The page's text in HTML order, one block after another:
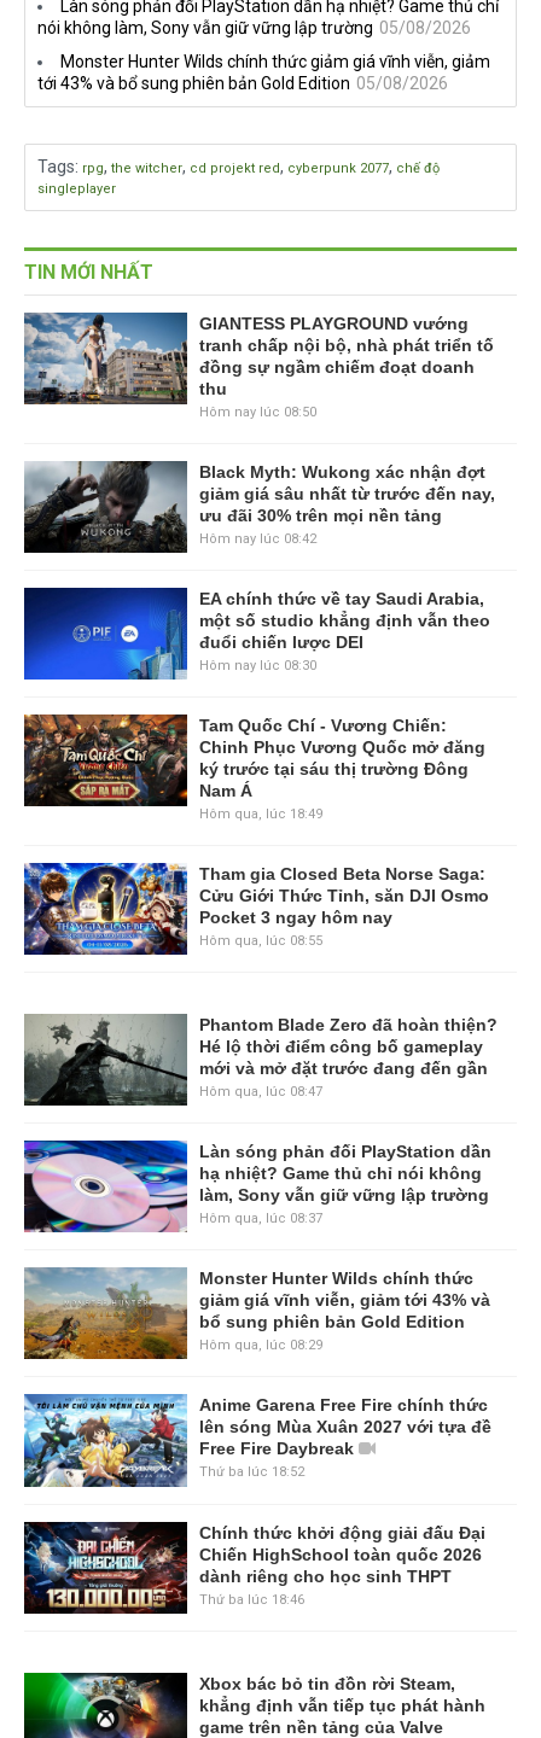
Làn sóng phản đối PlayStation dần hạ nhiệt? Game thủ chỉ
nói không làm, Sony vẫn giữ vững lập trường 05/08/2026
Monster Hunter Wilds chính thức giảm giá vĩnh viễn, giảm
tới 43% và bổ sung phiên bản Gold Edition 05/08/2026
Tags: rpg, the witcher, cd projekt red, cyberpunk 2077, chế độ
singleplayer
TIN MỚI NHẤT
GIANTESS PLAYGROUND vướng
tranh chấp nội bộ, nhà phát triển tố
đồng sự ngầm chiếm đoạt doanh
thu
Hôm nay lúc 08:50
Black Myth: Wukong xác nhận đợt
giảm giá sâu nhất từ trước đến nay,
ưu đãi 30% trên mọi nền tảng
Hôm nay lúc 08:42
EA chính thức về tay Saudi Arabia,
một số studio khẳng định vẫn theo
đuổi chiến lược DEI
Hôm nay lúc 08:30
Tam Quốc Chí - Vương Chiến:
Chinh Phục Vương Quốc mở đăng
ký trước tại sáu thị trường Đông
Nam Á
Hôm qua, lúc 18:49
Tham gia Closed Beta Norse Saga:
Cửu Giới Thức Tỉnh, săn DJI Osmo
Pocket 3 ngay hôm nay
Hôm qua, lúc 08:55
Phantom Blade Zero đã hoàn thiện?
Hé lộ thời điểm công bố gameplay
mới và mở đặt trước đang đến gần
Hôm qua, lúc 08:47
Làn sóng phản đối PlayStation dần
hạ nhiệt? Game thủ chỉ nói không
làm, Sony vẫn giữ vững lập trường
Hôm qua, lúc 08:37
Monster Hunter Wilds chính thức
giảm giá vĩnh viễn, giảm tới 43% và
bổ sung phiên bản Gold Edition
Hôm qua, lúc 08:29
Anime Garena Free Fire chính thức
lên sóng Mùa Xuân 2027 với tựa đề
Free Fire Daybreak
Thứ ba lúc 18:52
Chính thức khởi động giải đấu Đại
Chiến HighSchool toàn quốc 2026
dành riêng cho học sinh THPT
Thứ ba lúc 18:46
Xbox bác bỏ tin đồn rời Steam,
khẳng định vẫn tiếp tục phát hành
game trên nền tảng của Valve